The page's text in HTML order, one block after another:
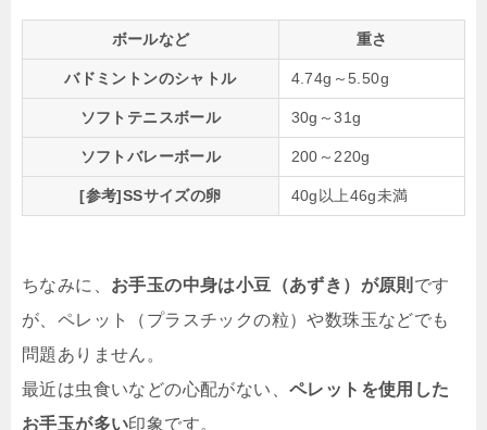
ボールなど 重さ
バドミントンのシャトル 4.74g～5.50g
ソフトテニスボール 30g～31g
ソフトバレーボール 200～220g
[参考]SSサイズの卵 40g以上46g未満
ちなみに、 お手玉の中身は小豆（あずき）が原則 です
が、ペレット（プラスチックの粒）や数珠玉などでも
問題ありません。
最近は虫食いなどの心配がない、 ペレットを使用した
お手玉が多い印象です。